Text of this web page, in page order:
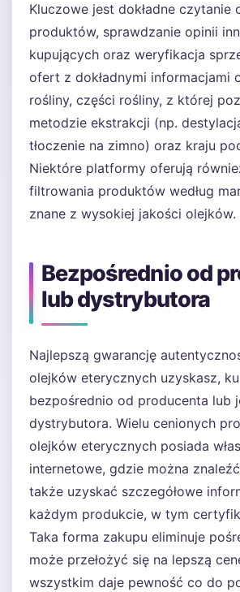
Kluczowe jest dokładne czytanie
produktów, sprawdzanie opinii
kupujących oraz weryfikacja
ofert z dokładnymi informacjami
rośliny, części rośliny, z której
metodzie ekstrakcji (np.
tłoczenie na zimno) oraz kraju
Niektóre platformy oferują
filtrowania produktów według
znane z wysokiej jakości olejków.
Bezpośrednio od
lub dystrybutora
Najlepszą gwarancję
olejków eterycznych uzyskasz,
bezpośrednio od producenta lub
dystrybutora. Wielu cenionych
olejków eterycznych posiada
internetowe, gdzie można
także uzyskać szczegółowe
każdym produkcie, w tym
Taka forma zakupu eliminuje
może przełożyć się na lepszą
wszystkim daje pewność co do